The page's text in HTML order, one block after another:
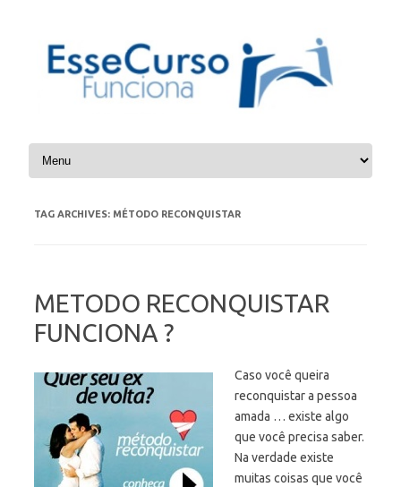
Skip to content
TAG ARCHIVES: MÉTODO RECONQUISTAR
METODO RECONQUISTAR
FUNCIONA ?
Caso você queira
reconquistar a pessoa
amada … existe algo
que você precisa saber.
Na verdade existe
muitas coisas que você